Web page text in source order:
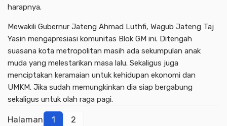
harapnya.
Mewakili Gubernur Jateng Ahmad Luthfi, Wagub Jateng Taj
Yasin mengapresiasi komunitas Blok GM ini. Ditengah
suasana kota metropolitan masih ada sekumpulan anak
muda yang melestarikan masa lalu. Sekaligus juga
menciptakan keramaian untuk kehidupan ekonomi dan
UMKM. Jika sudah memungkinkan dia siap bergabung
sekaligus untuk olah raga pagi.
Halaman 1 2